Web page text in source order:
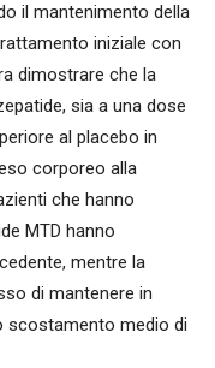
il mantenimento della
iniziale con
dimostrare che la
sia a una dose
al placebo in
corporeo alla
che hanno
MTD hanno
mentre la
di mantenere in
scostamento medio di